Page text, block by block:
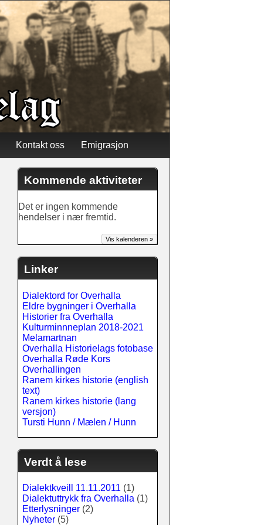
Kontakt oss Emigrasjon
Kommende aktiviteter
Det er ingen kommende
hendelser i nær fremtid.
Vis kalenderen »
Linker
Dialektord for Overhalla
Eldre bygninger i Overhalla
Historier fra Overhalla
Kulturminnneplan 2018-2021
Melamartnan
Overhalla Historielags fotobase
Overhalla Røde Kors
Overhallingen
Ranem kirkes historie (english
text)
Ranem kirkes historie (lang
versjon)
Tursti Hunn / Mælen / Hunn
Verdt å lese
Dialektkveill 11.11.2011(1)
Dialektuttrykk fra Overhalla(1)
Etterlysninger(2)
Nyheter(5)